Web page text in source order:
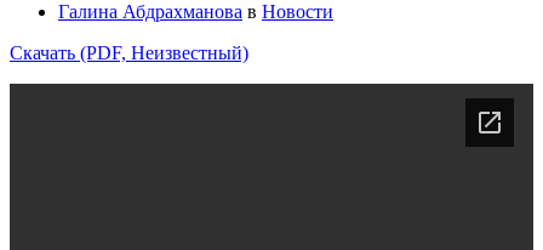
Галина Абдрахманова в Новости
Скачать (PDF, Неизвестный)